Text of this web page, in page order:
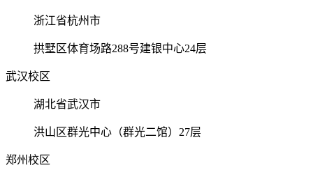
浙江省杭州市
拱墅区体育场路288号建银中心24层
武汉校区
湖北省武汉市
洪山区群光中心（群光二馆）27层
郑州校区